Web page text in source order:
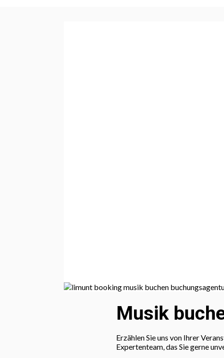
Musik
Erzählen Sie uns von Ihrer
Expertenteam, das Sie gerne